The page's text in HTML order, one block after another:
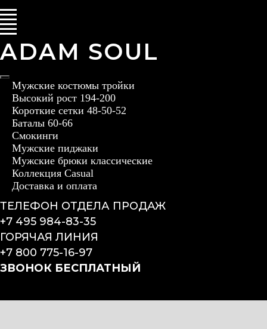
ADAM SOUL
Мужские костюмы тройки
Высокий рост 194-200
Короткие сетки 48-50-52
Баталы 60-66
Смокинги
Мужские пиджаки
Мужские брюки классические
Коллекция Casual
Доставка и оплата
ТЕЛЕФОН ОТДЕЛА ПРОДАЖ
+7 495 984-83-35
ГОРЯЧАЯ ЛИНИЯ
+7 800 775-16-97
ЗВОНОК БЕСПЛАТНЫЙ